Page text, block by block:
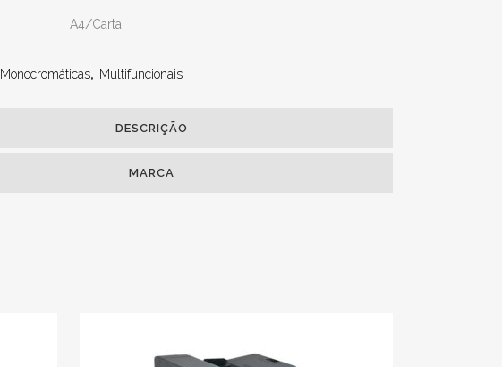
A4/Carta
Monocromáticas, Multifuncionais
DESCRIÇÃO
MARCA